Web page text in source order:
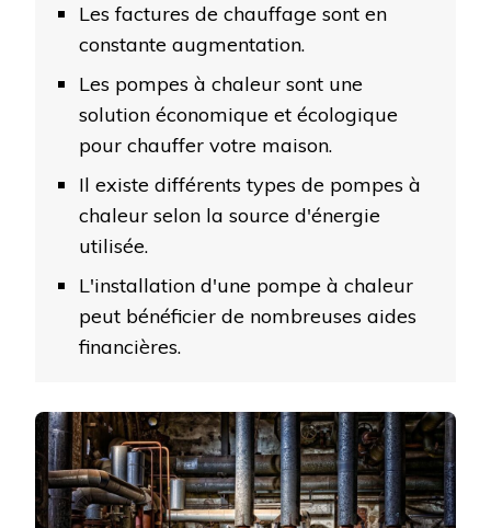
Les factures de chauffage sont en
constante augmentation.
Les pompes à chaleur sont une
solution économique et écologique
pour chauffer votre maison.
Il existe différents types de pompes à
chaleur selon la source d'énergie
utilisée.
L'installation d'une pompe à chaleur
peut bénéficier de nombreuses aides
financières.